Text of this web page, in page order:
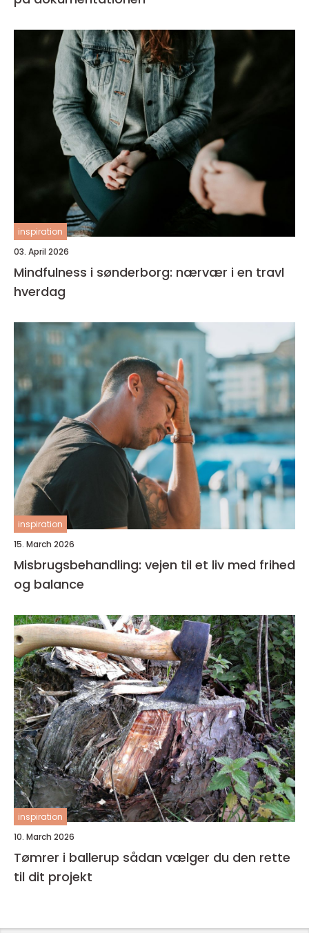
inspiration
03. April 2026
Mindfulness i sønderborg: nærvær i en travl
hverdag
inspiration
15. March 2026
Misbrugsbehandling: vejen til et liv med frihed
og balance
inspiration
10. March 2026
Tømrer i ballerup sådan vælger du den rette
til dit projekt